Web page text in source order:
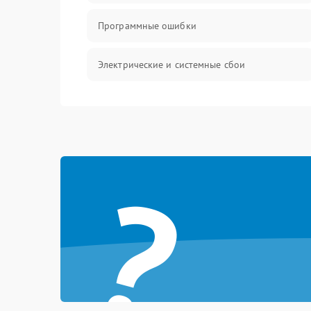
Программные ошибки
Электрические и системные сбои
Система охлаждения
?